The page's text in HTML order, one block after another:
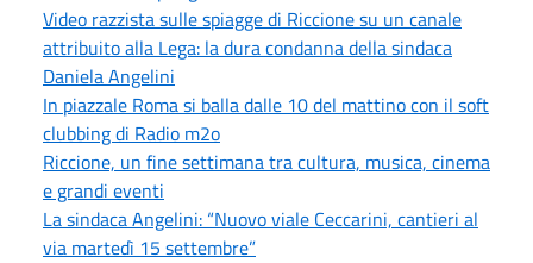
Video razzista sulle spiagge di Riccione su un canale
attribuito alla Lega: la dura condanna della sindaca
Daniela Angelini
In piazzale Roma si balla dalle 10 del mattino con il soft
clubbing di Radio m2o
Riccione, un fine settimana tra cultura, musica, cinema
e grandi eventi
La sindaca Angelini: “Nuovo viale Ceccarini, cantieri al
via martedì 15 settembre”